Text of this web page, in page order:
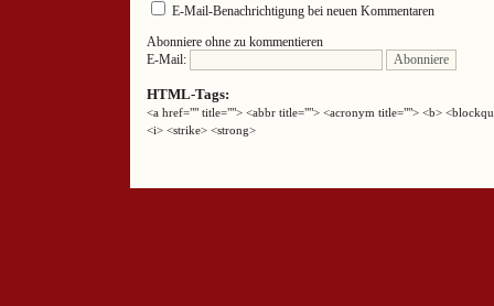
E-Mail-Benachrichtigung bei neuen Kommentaren
Abonniere ohne zu kommentieren
E-Mail:
HTML-Tags:
<a href="" title=""> <abbr title=""> <acronym title=""> <b>
<i> <strike> <strong>